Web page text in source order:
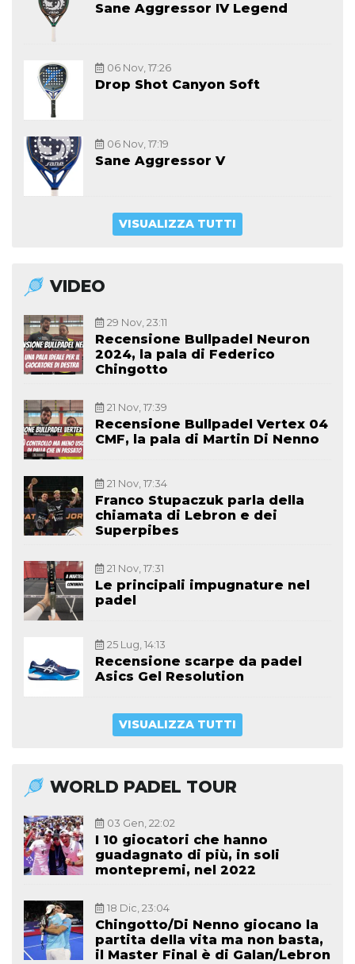
Sane Aggressor IV Legend
06 Nov, 17:26
Drop Shot Canyon Soft
06 Nov, 17:19
Sane Aggressor V
VISUALIZZA TUTTI
VIDEO
29 Nov, 23:11
Recensione Bullpadel Neuron
2024, la pala di Federico
Chingotto
21 Nov, 17:39
Recensione Bullpadel Vertex 04
CMF, la pala di Martin Di Nenno
21 Nov, 17:34
Franco Stupaczuk parla della
chiamata di Lebron e dei
Superpibes
21 Nov, 17:31
Le principali impugnature nel
padel
25 Lug, 14:13
Recensione scarpe da padel
Asics Gel Resolution
VISUALIZZA TUTTI
WORLD PADEL TOUR
03 Gen, 22:02
I 10 giocatori che hanno
guadagnato di più, in soli
montepremi, nel 2022
18 Dic, 23:04
Chingotto/Di Nenno giocano la
partita della vita ma non basta,
il Master Final è di Galan/Lebron